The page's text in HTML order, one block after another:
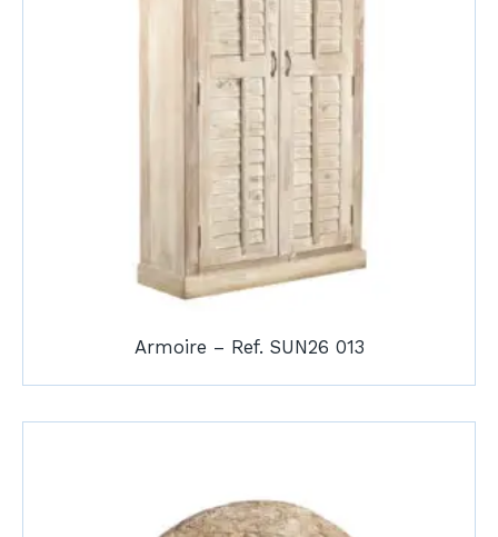
Armoire – Ref. SUN26 013